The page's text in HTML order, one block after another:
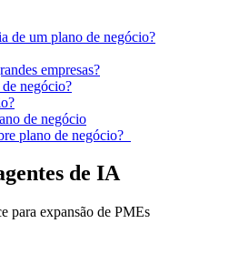
de um plano de negócio?
empresas?
negócio?
de negócio
plano de negócio?
de IA
para expansão de PMEs